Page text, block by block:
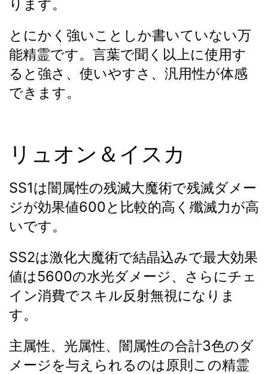
ります。
とにかく強いことしか書いていない万
能精霊です。言葉で聞く以上に使用す
ると強さ、使いやすさ、汎用性が体感
できます。
リュオン＆イスカ
SS1は闇属性の残滅大魔術で残滅ダメー
ジが効果値600と比較的高く殲滅力が高
いです。
SS2は激化大魔術で結晶込みで最大効果
値は5600の水光ダメージ、さらにチェ
イン消費でスキル反射無視になりま
す。
主属性、光属性、闇属性の合計3色のダ
メージを与えられるのは原則この精霊